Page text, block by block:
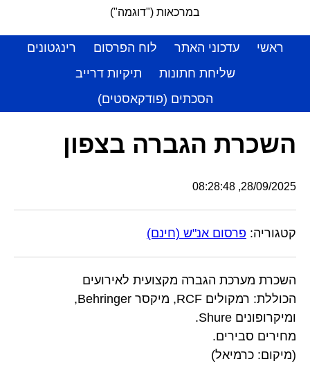
במרכאות ("דוגמה")
ראשי עדכוני האתר לוח הפרסום
רינגטונים
שליחת חתונות
תיקיות דרייב
הסכתים (פודקאסטים)
השכרת הגברה בצפון
28/09/2025, 08:28:48
קטגוריה: פרסום אנ"ש (חינם)
השכרת מערכת הגברה מקצועית לאירועים
הכוללת: רמקולים RCF, מיקסר Behringer,
ומיקרופונים Shure.
מחירים סבירים.
(מיקום: כרמיאל)